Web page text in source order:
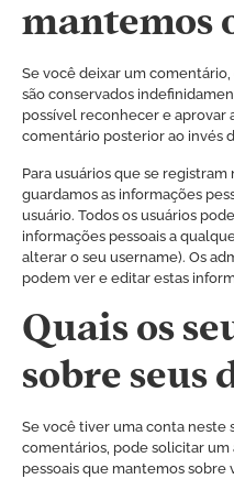
mantemos
Se você deixar um
são conservados
possível reconhecer e
comentário posterior ao invés
Para usuários que se
guardamos as informações
usuário. Todos os usuários
informações pessoais a
alterar o seu username). Os
podem ver e editar estas
Quais os
sobre seus
Se você tiver uma conta neste
comentários, pode solicitar
pessoais que mantemos sobre